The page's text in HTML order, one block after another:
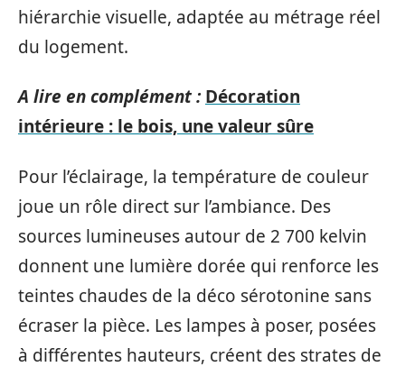
hiérarchie visuelle, adaptée au métrage réel
du logement.
A lire en complément : Décoration
intérieure : le bois, une valeur sûre
Pour l’éclairage, la température de couleur
joue un rôle direct sur l’ambiance. Des
sources lumineuses autour de 2 700 kelvin
donnent une lumière dorée qui renforce les
teintes chaudes de la déco sérotonine sans
écraser la pièce. Les lampes à poser, posées
à différentes hauteurs, créent des strates de